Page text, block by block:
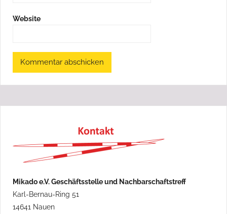
Website
Mikado e.V. Geschäftsstelle und Nachbarschaftstreff
Karl-Bernau-Ring 51
14641 Nauen